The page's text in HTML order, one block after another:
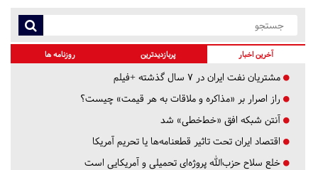
آخرین اخبار پربازدیدترین روزنامه ها
مشتریان نفت ایران در ۷ سال گذشته +فیلم
راز اصرار بر «مذاکره و ملاقات به هر قیمت» چیست؟
آنتن شبکه افق «خط‌خطی» شد
اقتصاد ایران تحت تاثیر قطعنامه‌ها یا تحریم‌ آمریکا
خلع سلاح حزب‌الله پروژه‌ای تحمیلی و آمریکایی است